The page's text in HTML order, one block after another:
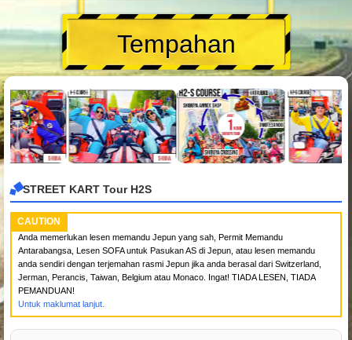
Tempahan
STREET KART Tour H2S
CAUTION
Anda memerlukan lesen memandu Jepun yang sah, Permit Memandu
Antarabangsa, Lesen SOFA untuk Pasukan AS di Jepun, atau lesen memandu
anda sendiri dengan terjemahan rasmi Jepun jika anda berasal dari Switzerland,
Jerman, Perancis, Taiwan, Belgium atau Monaco. Ingat! TIADA LESEN, TIADA
PEMANDUAN!
Untuk maklumat lanjut.